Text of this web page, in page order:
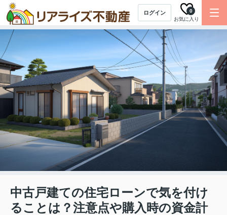
ログイン
お気に入り
0
中古戸建ての住宅ローンで気を付け
ることは？注意点や購入時の資金計